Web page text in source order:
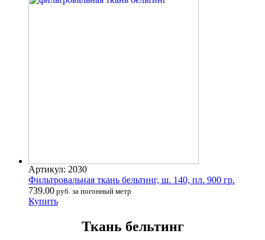
Артикул: 2030
Фильтровальная ткань бельтинг, ш. 140, пл. 900 гр.
739.00 руб. за погонный метр
Купить
Ткань бельтинг